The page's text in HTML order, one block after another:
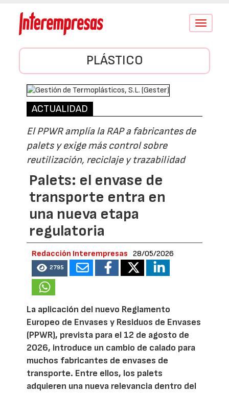
Conmutar
PLÁSTICO
ACTUALIDAD
El PPWR amplía la RAP a fabricantes de
palets y exige más control sobre
reutilización, reciclaje y trazabilidad
Palets: el envase de
transporte entra en
una nueva etapa
regulatoria
Redacción Interempresas 28/05/2026
2795
La aplicación del nuevo Reglamento
Europeo de Envases y Residuos de Envases
(PPWR), prevista para el 12 de agosto de
2026, introduce un cambio de calado para
muchos fabricantes de envases de
transporte. Entre ellos, los palets
adquieren una nueva relevancia dentro del